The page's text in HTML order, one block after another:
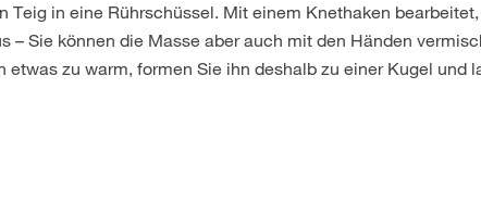
Teig in eine Rührschüssel. Mit einem Knethaken
Sie können die Masse aber auch mit den Händen
zu warm, formen Sie ihn deshalb zu einer Kugel und